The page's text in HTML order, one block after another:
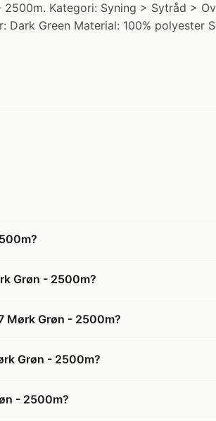
Kategori: Syning > Sytråd >
Green Material: 100% polyester
Grøn - 2500m?
Mørk Grøn - 2500m?
Grøn - 2500m?
- 2500m?